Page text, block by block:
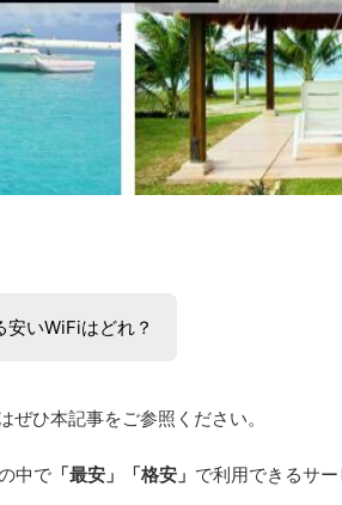
いWiFiはどれ？
ぜひ本記事をご参照ください。
中で 「最安」「格安」 で利用できるサ